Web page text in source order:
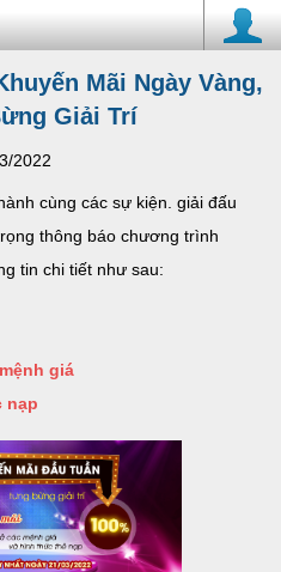
Mãi Ngày Vàng,
Giải Trí
2022
cùng các sự kiện. giải đấu
thông báo chương trình
tin chi tiết như sau:
giá
nạp